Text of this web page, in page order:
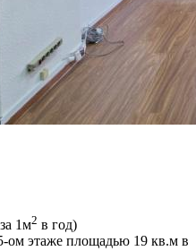
за 1м2 в год)
ом этаже площадью 19 кв.м в